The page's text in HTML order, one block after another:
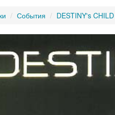
События DESTINY's CHILD